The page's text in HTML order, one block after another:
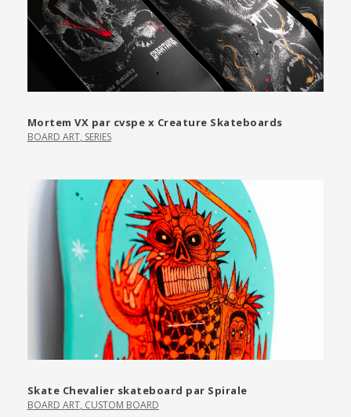
Mortem VX par cvspe x Creature Skateboards
BOARD ART, SERIES
Skate Chevalier skateboard par Spirale
BOARD ART, CUSTOM BOARD